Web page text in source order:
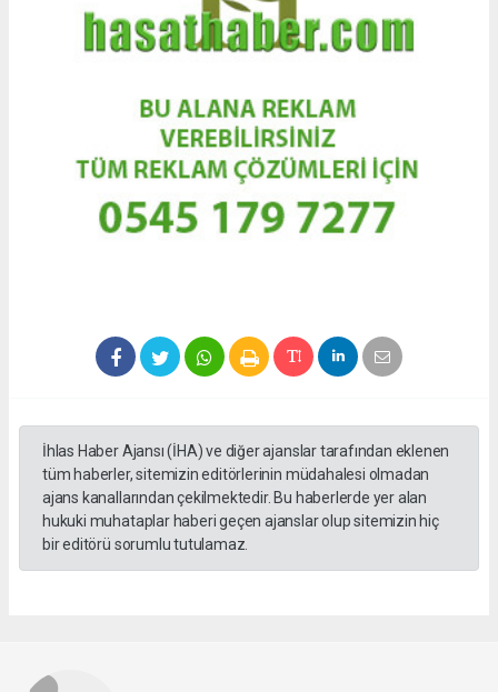
İhlas Haber Ajansı (İHA) ve diğer ajanslar tarafından eklenen
tüm haberler, sitemizin editörlerinin müdahalesi olmadan
ajans kanallarından çekilmektedir. Bu haberlerde yer alan
hukuki muhataplar haberi geçen ajanslar olup sitemizin hiç
bir editörü sorumlu tutulamaz.